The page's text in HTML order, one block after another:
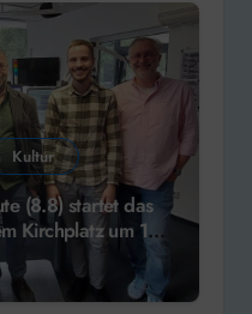
Kultur
(8.8) startet das
Kirchplatz um 13